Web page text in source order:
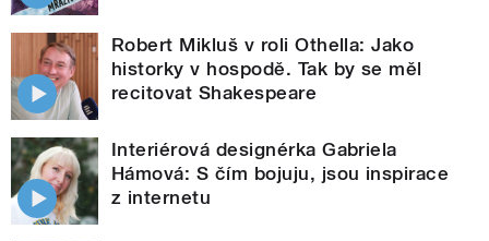
Robert Mikluš v roli Othella: Jako
historky v hospodě. Tak by se měl
recitovat Shakespeare
Interiérová designérka Gabriela
Hámová: S čím bojuju, jsou inspirace
z internetu